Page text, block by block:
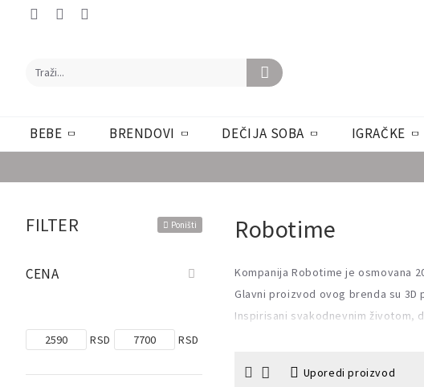
BEBE BRENDOVI DEČIJA SOBA IGRAČKE
FILTER Poništi
CENA
RSD RSD
Robotime
Kompanija Robotime je osmovana
Glavni proizvod ovog brenda su
Inspirisani svakodnevnim životom,
Uporedi proizvod